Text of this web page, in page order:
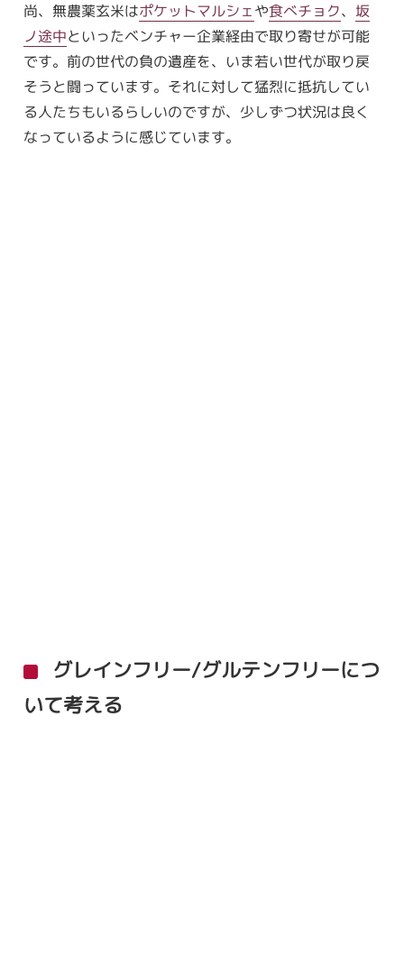
尚、無農薬玄米はポケットマルシェや食べチョク、坂
ノ途中といったベンチャー企業経由で取り寄せが可能
です。前の世代の負の遺産を、いま若い世代が取り戻
そうと闘っています。それに対して猛烈に抵抗してい
る人たちもいるらしいのですが、少しずつ状況は良く
なっているように感じています。
グレインフリー/グルテンフリーにつ
いて考える